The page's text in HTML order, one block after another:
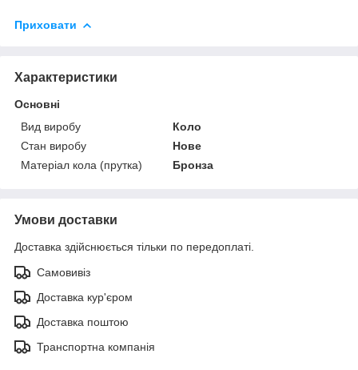
Приховати
Характеристики
Основні
Вид виробу
Коло
Стан виробу
Нове
Матеріал кола (прутка)
Бронза
Умови доставки
Доставка здійснюється тільки по передоплаті.
Самовивіз
Доставка кур'єром
Доставка поштою
Транспортна компанія